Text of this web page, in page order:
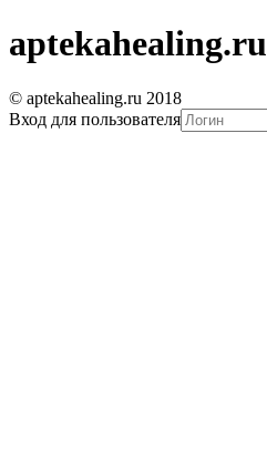
aptekahealing.ru
© aptekahealing.ru 2018
Вход для пользователя